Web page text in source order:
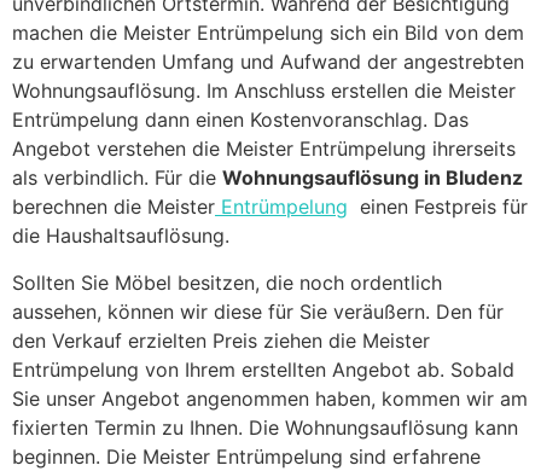
machen die Meister Entrümpelung sich ein Bild von dem
zu erwartenden Umfang und Aufwand der angestrebten
Wohnungsauflösung. Im Anschluss erstellen die Meister
Entrümpelung dann einen Kostenvoranschlag. Das
Angebot verstehen die Meister Entrümpelung ihrerseits
als verbindlich. Für die Wohnungsauflösung in Bludenz
berechnen die Meister Entrümpelung einen Festpreis für
die Haushaltsauflösung.
Sollten Sie Möbel besitzen, die noch ordentlich
aussehen, können wir diese für Sie veräußern. Den für
den Verkauf erzielten Preis ziehen die Meister
Entrümpelung von Ihrem erstellten Angebot ab. Sobald
Sie unser Angebot angenommen haben, kommen wir am
fixierten Termin zu Ihnen. Die Wohnungsauflösung kann
beginnen. Die Meister Entrümpelung sind erfahrene